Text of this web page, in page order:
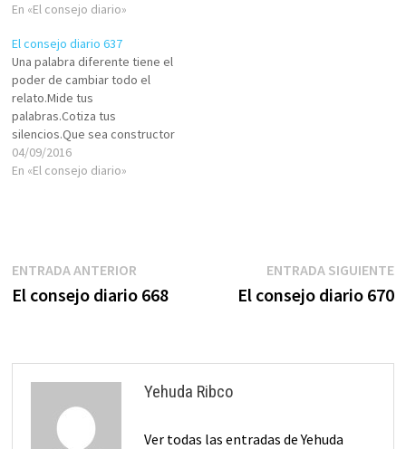
En «El consejo diario»
El consejo diario 637
Una palabra diferente tiene el
poder de cambiar todo el
relato.Mide tus
palabras.Cotiza tus
silencios.Que sea constructor
de SHALOM, depende de ti.
04/09/2016
En «El consejo diario»
Navegación
de
ENTRADA ANTERIOREntrada
anterior:
El consejo diario 668
ENTRADA SIGUIENTE
El consejo diario 670
Yehuda Ribco
Ver todas las entradas de Yehuda